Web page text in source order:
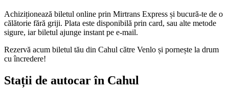
Achiziționează biletul online prin Mirtrans Express și bucură-te de o
călătorie fără griji. Plata este disponibilă prin card, sau alte metode
sigure, iar biletul ajunge instant pe e-mail.
Rezervă acum biletul tău din Cahul către Venlo și pornește la drum
cu încredere!
Stații de autocar în Cahul